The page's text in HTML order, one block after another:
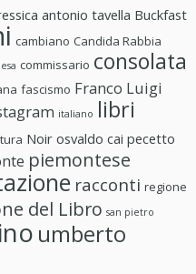
antonio tavella Buckfast
cambiano Candida Rabbia
commissario consolata
fascismo Franco Luigi
italiano libri
Noir osvaldo cai pecetto
piemontese
racconti regione
del Libro san pietro
umberto